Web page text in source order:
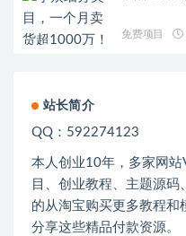
免费项目
站长简介
QQ：592274123
本人创业10年，多家网站
目、创业教程、主题源
的从淘宝购买更多教程和
分享这些精品付款资源。